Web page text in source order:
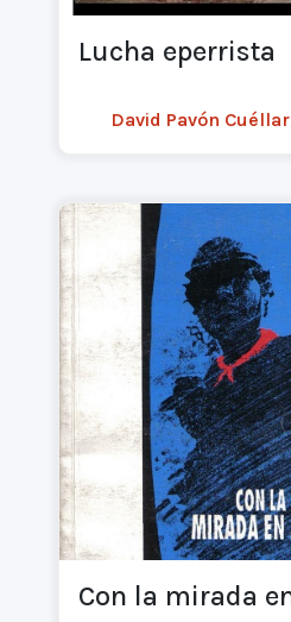
Lucha eperrista
David Pavón
Con la mirada